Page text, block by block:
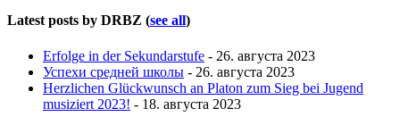
Latest posts by DRBZ (see all)
Erfolge in der Sekundarstufe - 26. августа 2023
Успехи средней школы - 26. августа 2023
Herzlichen Glückwunsch an Platon zum Sieg bei Jugend
musiziert 2023! - 18. августа 2023